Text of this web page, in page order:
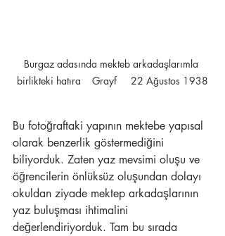
Burgaz adasında mekteb arkadaşlarımla
birlikteki hatıra    Grayf     22 Ağustos 1938
Bu fotoğraftaki yapının mektebe yapısal
olarak benzerlik göstermediğini
biliyorduk. Zaten yaz mevsimi oluşu ve
öğrencilerin önlüksüz oluşundan dolayı
okuldan ziyade mektep arkadaşlarının
yaz buluşması ihtimalini
değerlendiriyorduk. Tam bu sırada